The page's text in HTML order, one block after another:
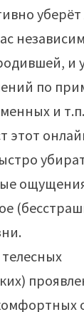
и
по
и
этот
ощущения